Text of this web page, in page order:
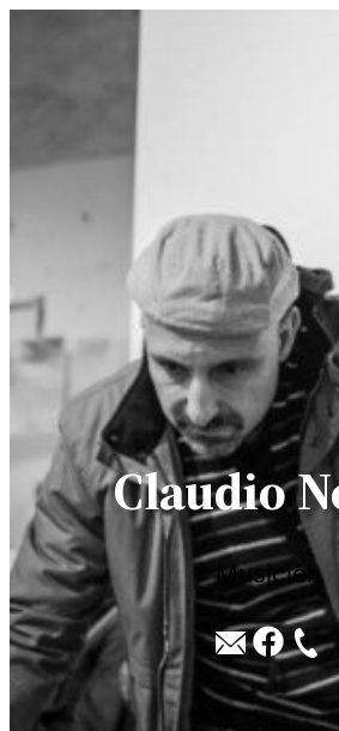
Claudio
Musicien